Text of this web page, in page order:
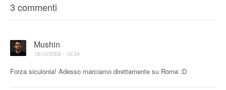
3 commenti
Mushin
18/10/2008 - 10:34
Forza siculonia! Adesso marciamo direttamente su Roma :D